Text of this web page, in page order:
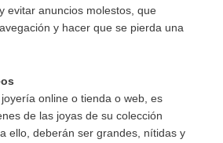
evitar anuncios molestos, que
y hacer que se pierda una
online o tienda o web, es
de las joyas de su colección
ello, deberán ser grandes, nítidas y